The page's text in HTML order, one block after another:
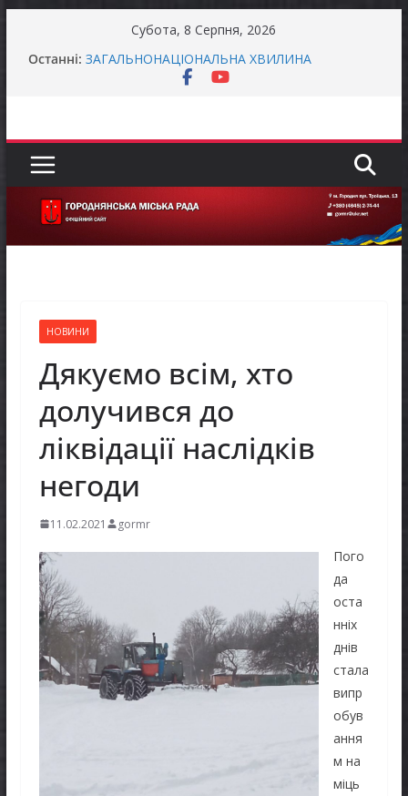
Субота, 8 Серпня, 2026
Останні: оформити «Пакунок школяра»
ЗАГАЛЬНОНАЦІОНАЛЬНА ХВИЛИНА
для ветеранського бізнесу
реалізації права осіб з інвалідністю на працю
Захищай небо Чернігівщини!
НОВИНИ
Дякуємо всім, хто
долучився до
ліквідації наслідків
негоди
11.02.2021 gormr
Пого
да
оста
нніх
днів
стала
випр
обув
ання
м на
міць